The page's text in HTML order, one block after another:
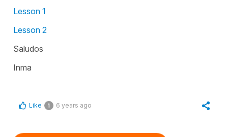
Lesson 1
Lesson 2
Saludos
Inma
Like 1 6 years ago